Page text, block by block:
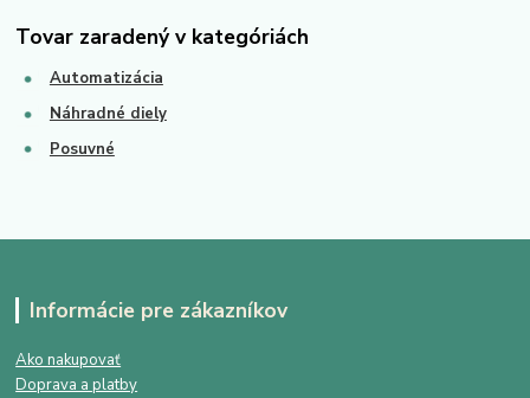
Tovar zaradený v kategóriách
Automatizácia
Náhradné diely
Posuvné
Informácie pre zákazníkov
Ako nakupovať
Doprava a platby